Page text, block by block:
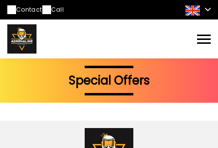
Contact Call
Special Offers